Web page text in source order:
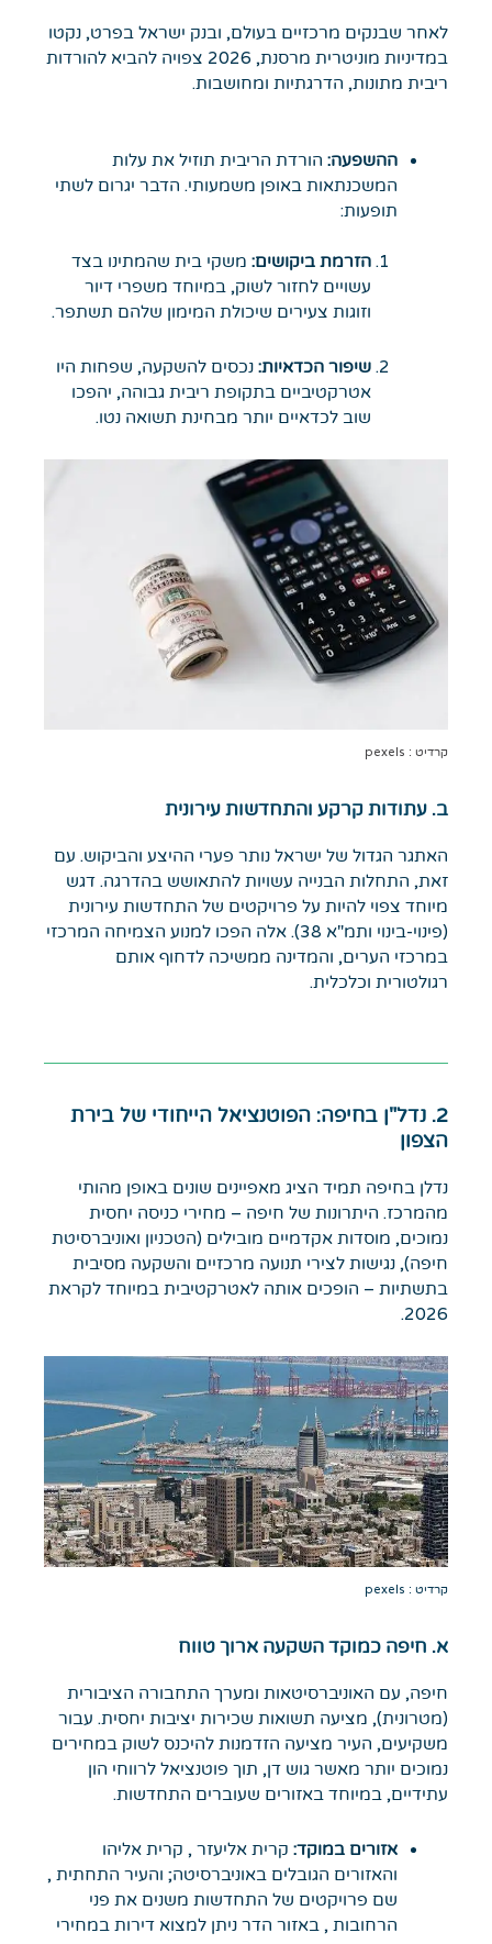
לאחר שבנקים מרכזיים בעולם, ובנק ישראל בפרט, נקטו
במדיניות מוניטרית מרסנת, 2026 צפויה להביא להורדות
ריבית מתונות, הדרגתיות ומחושבות.
ההשפעה: הורדת הריבית תוזיל את עלות
המשכנתאות באופן משמעותי. הדבר יגרום לשתי
תופעות:
הזרמת ביקושים:משקי בית שהמתינו בצד
עשויים לחזור לשוק, במיוחד משפרי דיור
וזוגות צעירים שיכולת המימון שלהם תשתפר.
שיפור הכדאיות:נכסים להשקעה, שפחות היו
אטרקטיביים בתקופת ריבית גבוהה, יהפכו
שוב לכדאיים יותר מבחינת תשואה נטו.
קרדיט : pexels
ב. עתודות קרקע והתחדשות עירונית
האתגר הגדול של ישראל נותר פערי ההיצע והביקוש. עם
זאת, התחלות הבנייה עשויות להתאושש בהדרגה. דגש
מיוחד צפוי להיות על פרויקטים של התחדשות עירונית
(פינוי-בינוי ותמ"א 38). אלה הפכו למנוע הצמיחה המרכזי
במרכזי הערים, והמדינה ממשיכה לדחוף אותם
רגולטורית וכלכלית.
2. נדל"ן בחיפה: הפוטנציאל הייחודי של בירת
הצפון
נדלן בחיפה תמיד הציג מאפיינים שונים באופן מהותי
מהמרכז. היתרונות של חיפה – מחירי כניסה יחסית
נמוכים, מוסדות אקדמיים מובילים (הטכניון ואוניברסיטת
חיפה), נגישות לצירי תנועה מרכזיים והשקעה מסיבית
בתשתיות – הופכים אותה לאטרקטיבית במיוחד לקראת
2026.
קרדיט : pexels
א. חיפה כמוקד השקעה ארוך טווח
חיפה, עם האוניברסיטאות ומערך התחבורה הציבורית
(מטרונית), מציעה תשואות שכירות יציבות יחסית. עבור
משקיעים, העיר מציעה הזדמנות להיכנס לשוק במחירים
נמוכים יותר מאשר גוש דן, תוך פוטנציאל לרווחי הון
עתידיים, במיוחד באזורים שעוברים התחדשות.
אזורים במוקד: קרית אליעזר , קרית אליהו
והאזורים הגובלים באוניברסיטה; והעיר התחתית ,
שם פרויקטים של התחדשות משנים את פני
הרחובות , באזור הדר ניתן למצוא דירות במחירי